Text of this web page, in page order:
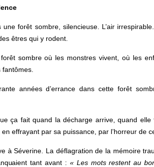
une forêt sombre, silencieuse. L’air
êtres qui y rodent.
sombre où les monstres vivent, où les
années d’errance dans cette forêt
ça fait quand la décharge arrive, quand
effrayant par sa puissance, par l’horreur de
à Séverine. La déflagration de la mémoire
tant avant : « Les mots restent au